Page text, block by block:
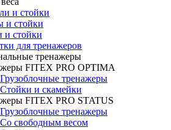
и стойки
и стойки
и стойки
для тренажеров
тренажеры
FITEX PRO OPTIMA
Грузоблочные тренажеры
Стойки и скамейки
FITEX PRO STATUS
Грузоблочные тренажеры
Со свободным весом